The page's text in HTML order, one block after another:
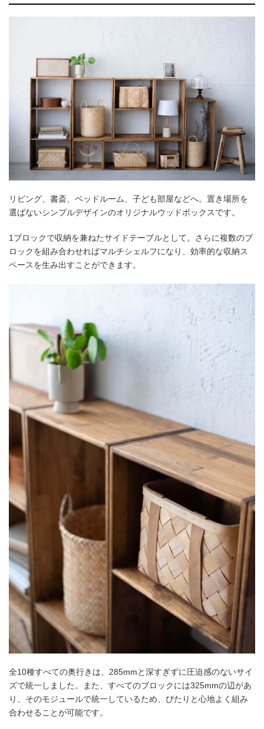
リビング、書斎、ベッドルーム、子ども部屋などへ。置き場所を
選ばないシンプルデザインのオリジナルウッドボックスです。
1ブロックで収納を兼ねたサイドテーブルとして。さらに複数のブ
ロックを組み合わせればマルチシェルフになり、効率的な収納ス
ペースを生み出すことができます。
全10種すべての奥行きは、285mmと深すぎずに圧迫感のないサイ
ズで統一しました。また、すべてのブロックには325mmの辺があ
り、そのモジュールで統一しているため、ぴたりと心地よく組み
合わせることが可能です。